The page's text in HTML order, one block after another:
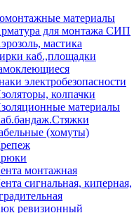
материалы
для монтажа СИП
мастика
каб.,площадки
электробезопасности
колпачки
материалы
(хомуты)
монтажная
сигнальная, киперная,
ревизионный